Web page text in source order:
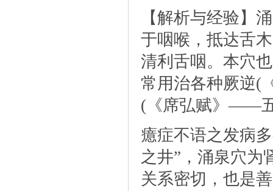
【解析与经验】
于咽喉，抵达舌
清利舌咽。本穴
常用治各种厥逆(
(《席弘赋》——
癔症不语之发病
之井”，涌泉穴为
关系密切，也是